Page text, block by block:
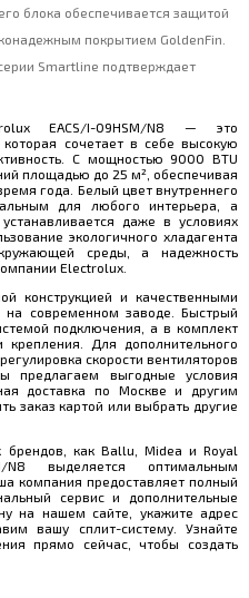
блока обеспечивается защитой
покрытием GoldenFin.
Smartline подтверждает
EACS/I-09HSM/N8 — это
сочетает в себе высокую
С мощностью 9000 BTU
площадью до 25 м², обеспечивая
года. Белый цвет внутреннего
для любого интерьера, а
даже в условиях
экологичного хладагента
среды, а надежность
Electrolux.
конструкцией и качественными
современном заводе. Быстрый
подключения, а в комплект
Для дополнительного
скорости вентиляторов
предлагаем выгодные условия
доставка по Москве и другим
заказ картой или выбрать другие
как Ballu, Midea и Royal
N8 выделяется оптимальным
компания предоставляет полный
сервис и дополнительные
на нашем сайте, укажите адрес
вашу сплит-систему. Узнайте
прямо сейчас, чтобы создать